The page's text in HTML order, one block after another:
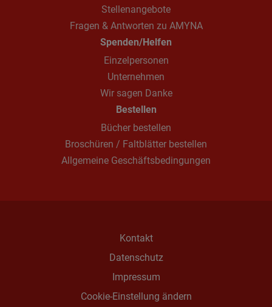
Stellenangebote
Fragen & Antworten zu AMYNA
Spenden/Helfen
Einzelpersonen
Unternehmen
Wir sagen Danke
Bestellen
Bücher bestellen
Broschüren / Faltblätter bestellen
Allgemeine Geschäftsbedingungen
Kontakt
Datenschutz
Impressum
Cookie-Einstellung ändern